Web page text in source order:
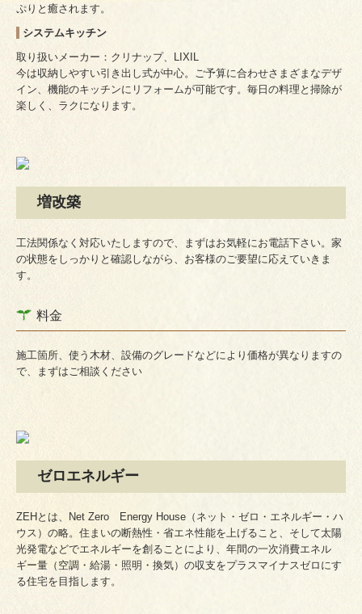
ぷりと癒されます。
システムキッチン
取り扱いメーカー：クリナップ、LIXIL
今は収納しやすい引き出し式が中心。ご予算に合わせさまざまなデザ
イン、機能のキッチンにリフォームが可能です。毎日の料理と掃除が
楽しく、ラクになります。
増改築
工法関係なく対応いたしますので、まずはお気軽にお電話下さい。家
の状態をしっかりと確認しながら、お客様のご要望に応えていきま
す。
料金
施工箇所、使う木材、設備のグレードなどにより価格が異なりますの
で、まずはご相談ください
ゼロエネルギー
ZEHとは、Net Zero Energy House（ネット・ゼロ・エネルギー・ハ
ウス）の略。住まいの断熱性・省エネ性能を上げること、そして太陽
光発電などでエネルギーを創ることにより、年間の一次消費エネル
ギー量（空調・給湯・照明・換気）の収支をプラスマイナスゼロにす
る住宅を目指します。